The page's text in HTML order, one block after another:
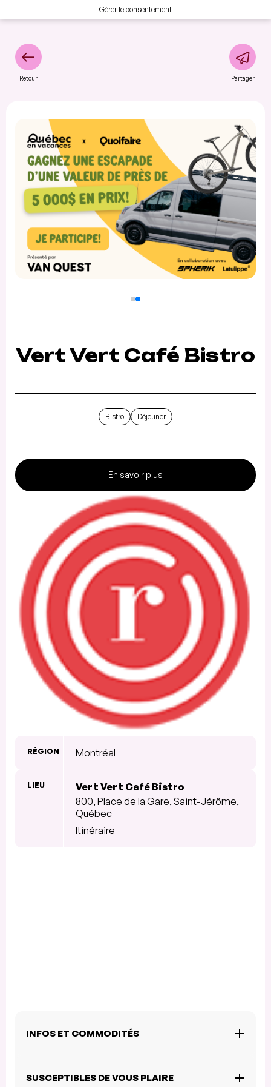
Gérer le consentement
Retour Partager
Vert Vert Café Bistro
Bistro Déjeuner
En savoir plus
RÉGION Montréal
LIEU
Vert Vert Café Bistro
800, Place de la Gare, Saint-Jérôme,
Québec
Itinéraire
INFOS ET COMMODITÉS
SUSCEPTIBLES DE VOUS PLAIRE